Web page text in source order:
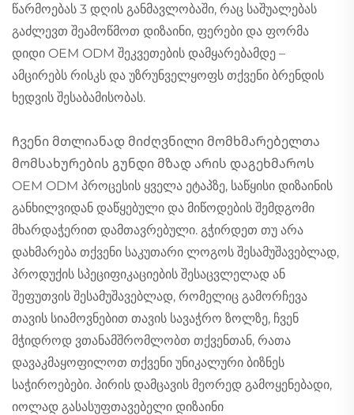
წარმოებას 3 დღის განმავლობაში, რაც საშუალებას
გაძლევთ შეამოწმოთ დიზაინი, ფერები და ფორმა
დიდი OEM ODM შეკვეთების დამყარებამდე –
ამცირებს რისკს და უზრუნველყოფს თქვენი ბრენდის
ხედვის შესაბამისობას.
Ჩვენი მთლიანად მიძღვნილი მომხმარებელთა
მომსახურების გუნდი მზად არის დაგეხმაროს
OEM ODM პროცესის ყველა ეტაპზე, საწყისი დიზაინის
განხილვიდან დაწყებული და მიწოდების შემდგომი
მხარდაჭერით დამთავრებული. გჭირდეთ თუ არა
დახმარება თქვენი საკუთარი ლოგოს შესამუშავებლად,
პროდუქის სპეციფიკაციების შესაცვლელად ან
შეფუთვის შესამუშავებლად, რომელიც გამორჩევა
თავის სიამოვნებით თავის სავაჭრო ზოლზე, ჩვენ
მჭიდროდ ვთანამშრომლობთ თქვენთან, რათა
დავაკმაყოფილოთ თქვენი უნიკალური ბიზნეს
საჭიროებები. პირის დამცავის მეორედ გამოყენებადი,
იოლად გასასუფთავებელი დიზაინი